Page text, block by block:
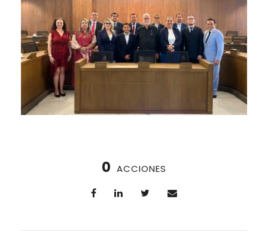
0 ACCIONES